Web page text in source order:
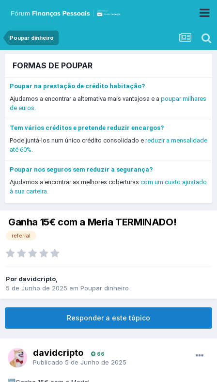
Poupar dinheiro
FORMAS DE POUPAR
Poupar na prestação de crédito habitação?
Ajudamos a encontrar a alternativa mais vantajosa e a poupar milhares
de euros.
Tem vários créditos e pretende reduzir encargos?
Pode juntá-los num único crédito consolidado e reduzir a mensalidade
até 60%.
Poupar nos seguros sem reduzir a segurança?
Ajudamos a encontrar as melhores coberturas com um custo ajustado
à sua carteira.
Ganha 15€ com a Meria TERMINADO!
referral
Por davidcripto,
5 de Junho de 2025 em Poupar dinheiro
Responder a este tópico
davidcripto 66
Publicado 5 de Junho de 2025